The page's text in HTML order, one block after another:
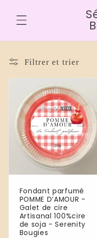
au
Filtrer et trier
Fondant parfumé
POMME D’AMOUR -
Galet de cire
Artisanal 100%cire
de soja - Serenity
Bougies